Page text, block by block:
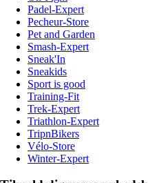
Padel-Expert
Pecheur-Store
Pet and Garden
Smash-Expert
Sneak'In
Sneakids
Sport is good
Training-Fit
Trek-Expert
Triathlon-Expert
TripnBikers
Vélo-Store
Winter-Expert